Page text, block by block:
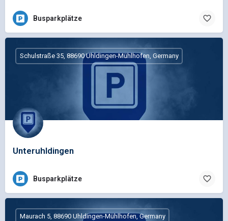
Busparkplätze
Unteruhldingen
Schulstraße 35, 88690 Uhldingen-Mühlhofen, Germany
Busparkplätze
Maurach 5, 88690 Uhldingen-Mühlhofen, Germany